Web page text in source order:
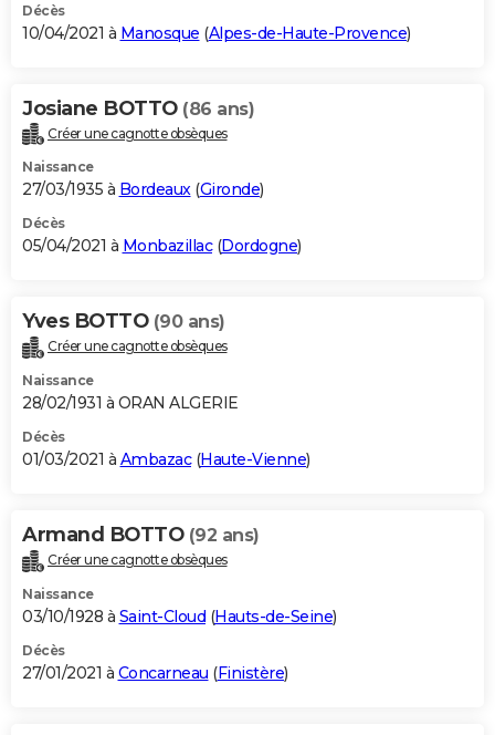
Décès
10/04/2021 à Manosque (Alpes-de-Haute-Provence)
Josiane BOTTO (86 ans)
Créer une cagnotte obsèques
Naissance
27/03/1935 à Bordeaux(Gironde)
Décès
05/04/2021 à Monbazillac(Dordogne)
Yves BOTTO (90 ans)
Créer une cagnotte obsèques
Naissance
28/02/1931 à ORAN ALGERIE
Décès
01/03/2021 à Ambazac(Haute-Vienne)
Armand BOTTO (92 ans)
Créer une cagnotte obsèques
Naissance
03/10/1928 à Saint-Cloud (Hauts-de-Seine)
Décès
27/01/2021 à Concarneau (Finistère)